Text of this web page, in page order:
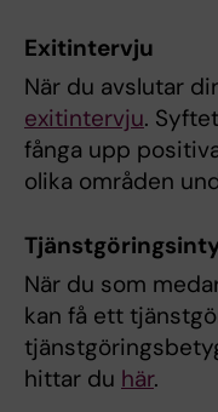
Exitintervju
När du avslutar
exitintervju.
fånga upp
olika områden
När du som
kan få ett
hittar du här.